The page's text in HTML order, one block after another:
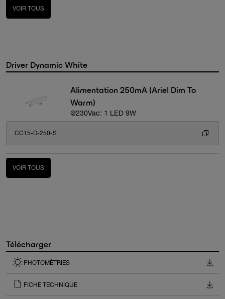
VOIR TOUS
Driver Dynamic White
Alimentation 250mA (Ariel Dim To
Warm)
@230Vac: 1 LED 9W
CC15-D-250-S
VOIR TOUS
Télécharger
PHOTOMÉTRIES
FICHE TECHNIQUE